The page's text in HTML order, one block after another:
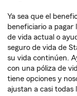
Ya sea que el
beneficiario a pagar
de vida actual o
seguro de vida de
su vida continúen.
con una póliza de
tiene opciones y
ajustan a casi todas